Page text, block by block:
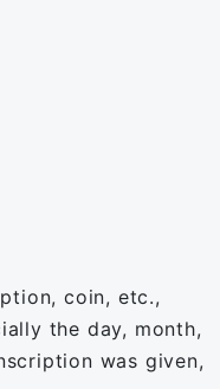
coin, etc.,
the day, month,
was given,